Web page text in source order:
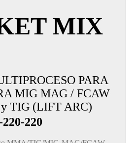
MIX
PARA
MIG MAG / FCAW
TIG (LIFT ARC)
220